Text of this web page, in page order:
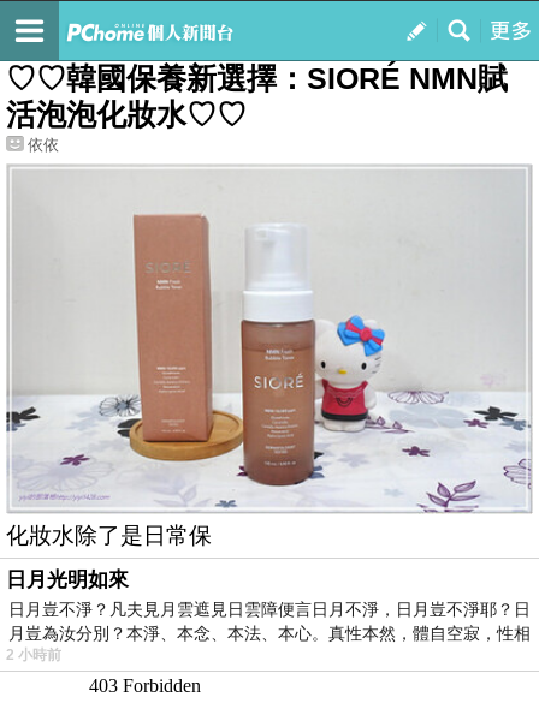
我的
最新文章
♡♡韓國保養新選擇：SIORÉ NMN賦
活泡泡化妝水♡♡
依依
化妝水除了是日常保
日月光明如來
日月豈不淨？凡夫見月雲遮見日雲障便言日月不淨，日月豈不淨耶？日
月豈為汝分別？本淨、本念、本法、本心。真性本然，體自空寂，性相
2 小時前